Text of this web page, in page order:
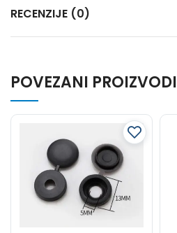
RECENZIJE (0)
POVEZANI PROIZVODI